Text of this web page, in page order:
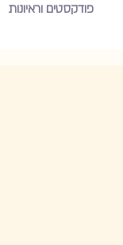
פודקסטים וראיונות